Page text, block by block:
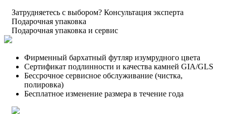
Затрудняетесь с выбором? Консультация эксперта
Подарочная упаковка
Подарочная упаковка и сервис
Фирменный бархатный футляр изумрудного цвета
Сертификат подлинности и качества камней GIA/GLS
Бессрочное сервисное обслуживание (чистка,
полировка)
Бесплатное изменение размера в течение года